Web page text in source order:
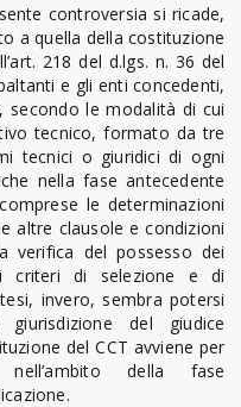
controversia si ricade,
a quella della costituzione
218 del d.lgs. n. 36 del
e gli enti concedenti,
secondo le modalità di cui
tecnico, formato da tre
tecnici o giuridici di ogni
nella fase antecedente
le determinazioni
altre clausole e condizioni
verifica del possesso dei
criteri di selezione e di
invero, sembra potersi
del giudice
del CCT avviene per
nell’ambito della fase